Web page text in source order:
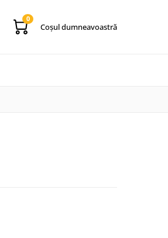
0
Coşul dumneavoastră